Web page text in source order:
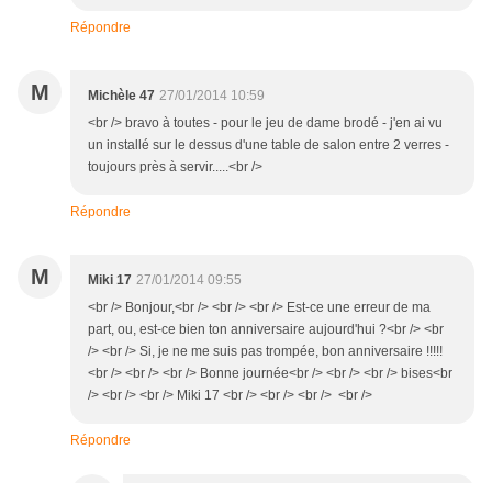
Répondre
M Michèle 47 27/01/2014 10:59
<br /> bravo à toutes - pour le jeu de dame brodé - j'en ai vu
un installé sur le dessus d'une table de salon entre 2 verres -
toujours près à servir.....<br />
Répondre
M Miki 17 27/01/2014 09:55
<br /> Bonjour,<br /> <br /> <br /> Est-ce une erreur de ma
part, ou, est-ce bien ton anniversaire aujourd'hui ?<br /> <br
/> <br /> Si, je ne me suis pas trompée, bon anniversaire !!!!!
<br /> <br /> <br /> Bonne journée<br /> <br /> <br /> bises<br
/> <br /> <br /> Miki 17 <br /> <br /> <br /> <br />
Répondre